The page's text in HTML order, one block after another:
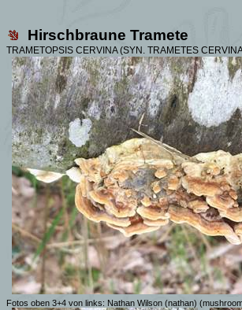
Hirschbraune Tramete
TRAMETOPSIS CERVINA (SYN. TRAMETES
Fotos oben 3+4 von links: Nathan Wilson (nathan)